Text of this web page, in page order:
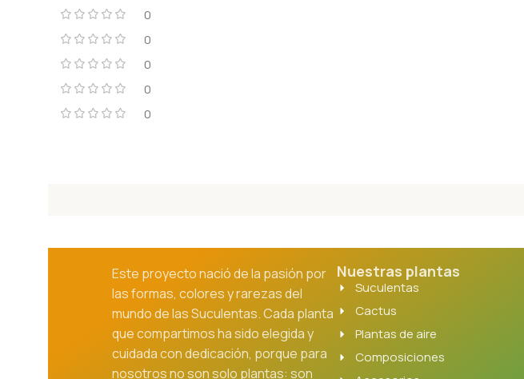
0
0
0
0
0
Este proyecto nació de la pasión por
las formas, colores y rarezas del
mundo de las Suculentas. Cada planta
que compartimos ha sido elegida y
cuidada con dedicación, porque para
nosotros no son solo plantas: son
Nuestras plantas
Suculentas
Cactus
Plantas de aire
Composiciones